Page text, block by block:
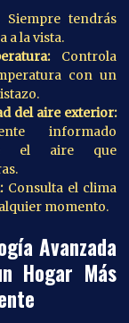
Siempre tendrás
a la vista.
Controla
con un
del aire exterior:
informado
el aire que
Consulta el clima
momento.
Avanzada
Hogar Más